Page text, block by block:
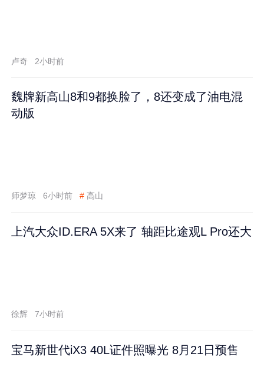
卢奇 2小时前
魏牌新高山8和9都换脸了，8还变成了油电混
动版
师梦琼 6小时前 # 高山
上汽大众ID.ERA 5X来了 轴距比途观L Pro还大
徐辉 7小时前
宝马新世代iX3 40L证件照曝光 8月21日预售